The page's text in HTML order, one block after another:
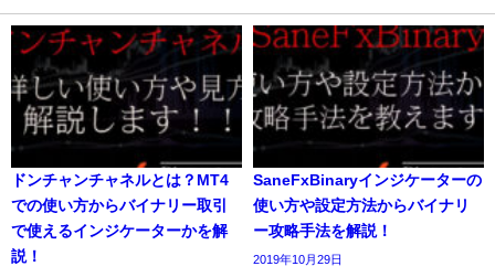
ドンチャンチャネルとは？MT4
での使い方からバイナリー取引
で使えるインジケーターかを解
説！
SaneFxBinaryインジケーターの
使い方や設定方法からバイナリ
ー攻略手法を解説！
2019年10月29日